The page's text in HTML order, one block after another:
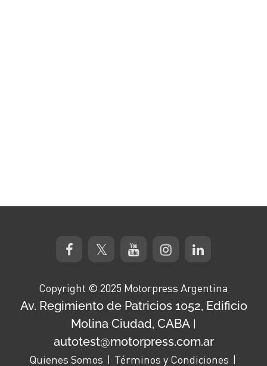
Copyright © 2025 Motorpress Argentina
Av. Regimiento de Patricios 1052, Edificio
Molina Ciudad, CABA |
autotest@motorpress.com.ar
Quienes Somos
Términos y Condiciones